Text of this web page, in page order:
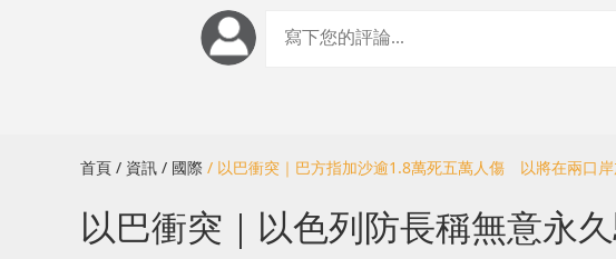
首頁 / 資訊 / 國際 / 以巴衝突｜巴方指加沙逾1.8萬死五萬人傷 以將在兩口
以巴衝突｜以色列防長稱無意永